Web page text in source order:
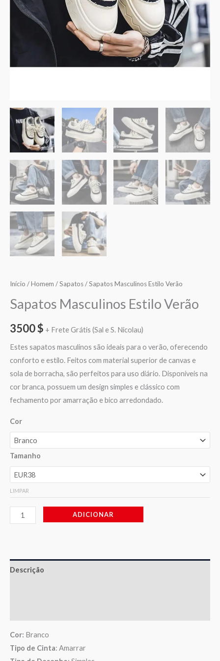
Início /Homem /Sapatos/ Sapatos Masculinos Estilo Verão
Sapatos Masculinos Estilo Verão
3500$ + Frete Grátis (Sal e S. Nicolau)
Estes sapatos masculinos são ideais para o verão, oferecendo
conforto e estilo. Feitos com material superior de canvas e
sola de borracha, são perfeitos para uso diário. Disponíveis na
cor branca, possuem um design simples e clássico com
fechamento por amarração e bico arredondado.
Cor
Tamanho
LIMPAR
ADICIONAR
Descrição
Cor: Branco
Tipo de Cinta: Amarrar